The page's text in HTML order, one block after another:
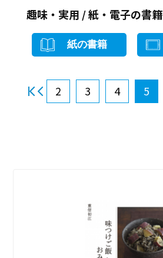
趣味・実用 / 紙・電子の書籍
紙の書籍
2 3 4 5